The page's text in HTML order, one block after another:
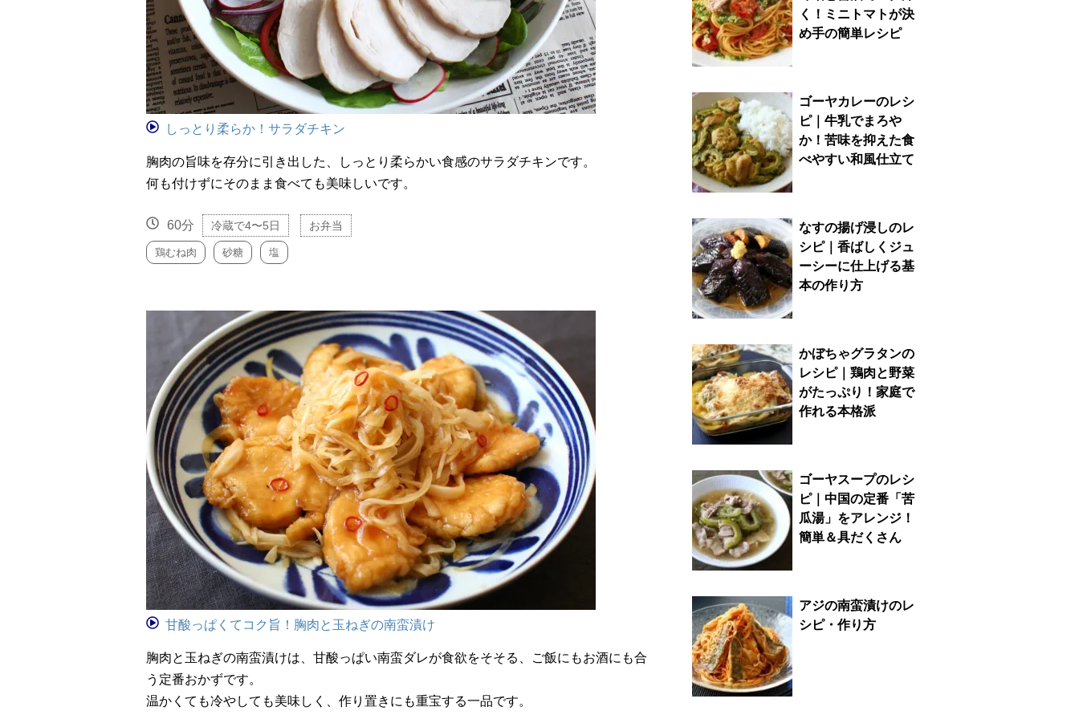
しっとり柔らか！サラダチキン
胸肉の旨味を存分に引き出した、しっとり柔らかい食感のサラダチキンです。
何も付けずにそのまま食べても美味しいです。
60分 冷蔵で4〜5日 お弁当
鶏むね肉 砂糖 塩
甘酸っぱくてコク旨！胸肉と玉ねぎの南蛮漬け
胸肉と玉ねぎの南蛮漬けは、甘酸っぱい南蛮ダレが食欲をそそる、ご飯にもお酒にも合
う定番おかずです。
温かくても冷やしても美味しく、作り置きにも重宝する一品です。
く！ミニトマトが決
め手の簡単レシピ
ゴーヤカレーのレシ
ピ｜牛乳でまろや
か！苦味を抑えた食
べやすい和風仕立て
なすの揚げ浸しのレ
シピ｜香ばしくジュ
ーシーに仕上げる基
本の作り方
かぼちゃグラタンの
レシピ｜鶏肉と野菜
がたっぷり！家庭で
作れる本格派
ゴーヤスープのレシ
ピ｜中国の定番「苦
瓜湯」をアレンジ！
簡単＆具だくさん
アジの南蛮漬けのレ
シピ・作り方